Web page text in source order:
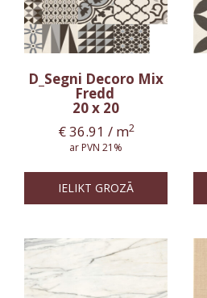
D_Segni Decoro Mix
Fredd
20 x 20
€36.91 / m2
ar PVN 21%
IELIKT GROZĀ